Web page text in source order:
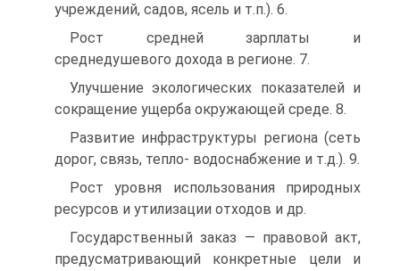
учреждений, садов, ясель и т.п.). 6.
Рост средней зарплаты и
среднедушевого дохода в регионе. 7.
Улучшение экологических показателей и
сокращение ущерба окружающей среде. 8.
Развитие инфраструктуры региона (сеть
дорог, связь, тепло- водоснабжение и т.д.). 9.
Рост уровня использования природных
ресурсов и утилизации отходов и др.
Государственный заказ — правовой акт,
предусматривающий конкретные цели и